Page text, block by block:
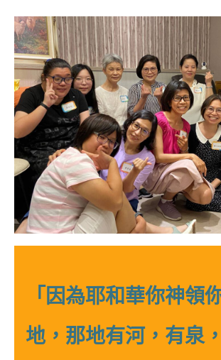
「因為耶和華你神領
地，那地有河，有泉